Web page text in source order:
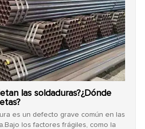
las soldaduras?¿Dónde
es un defecto grave común en las
los factores frágiles, como la